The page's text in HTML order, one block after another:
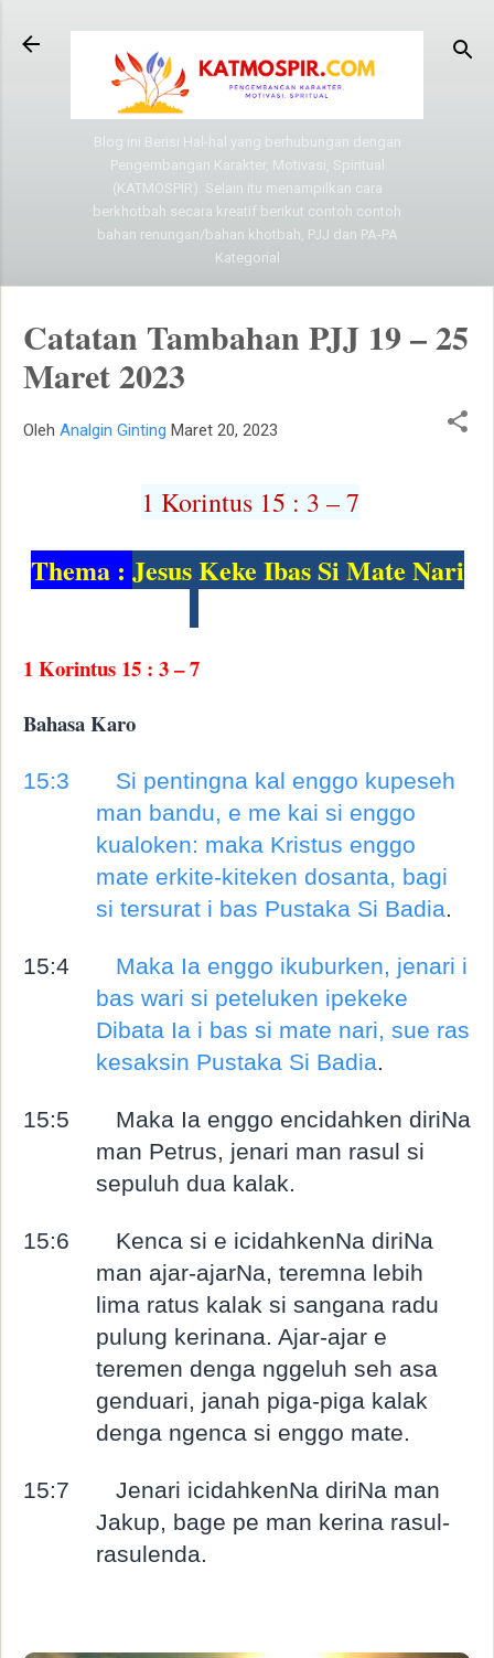
Langsung ke konten utama
Blog ini Berisi Hal-hal yang berhubungan dengan
Pengembangan Karakter, Motivasi, Spiritual
(KATMOSPIR). Selain itu menampilkan cara
berkhotbah secara kreatif berikut contoh contoh
bahan renungan/bahan khotbah, PJJ dan PA-PA
Kategorial
Catatan Tambahan PJJ 19 – 25
Maret 2023
Oleh Analgin Ginting Maret 20, 2023
1 Korintus 15 : 3 – 7
Thema : Jesus Keke Ibas Si Mate Nari
1 Korintus 15 : 3 – 7
Bahasa Karo
15:3
Si pentingna kal enggo kupeseh
man bandu, e me kai si enggo
kualoken: maka Kristus enggo
mate erkite-kiteken dosanta, bagi
si tersurat i bas Pustaka Si Badia.
15:4
Maka Ia enggo ikuburken, jenari i
bas wari si peteluken ipekeke
Dibata Ia i bas si mate nari, sue ras
kesaksin Pustaka Si Badia.
15:5
Maka Ia enggo encidahken diriNa
man Petrus, jenari man rasul si
sepuluh dua kalak.
15:6
Kenca si e icidahkenNa diriNa
man ajar-ajarNa, teremna lebih
lima ratus kalak si sangana radu
pulung kerinana. Ajar-ajar e
teremen denga nggeluh seh asa
genduari, janah piga-piga kalak
denga ngenca si enggo mate.
15:7
Jenari icidahkenNa diriNa man
Jakup, bage pe man kerina rasul-
rasulenda.